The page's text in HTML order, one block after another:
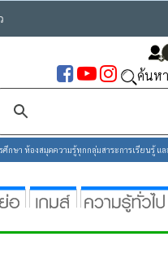
ค้นห
กษา ห้องสมุดความรู้ทุกกลุ่มสาระการเรียนรู้